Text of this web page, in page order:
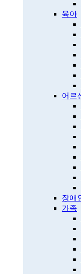
육아
어르
장애
가족